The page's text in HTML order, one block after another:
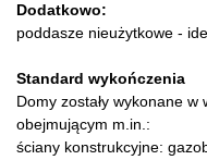
Dodatkowo:
poddasze nieużytkowe -
Standard wykończenia
Domy zostały wykonane
obejmującym m.in.:
ściany konstrukcyjne: